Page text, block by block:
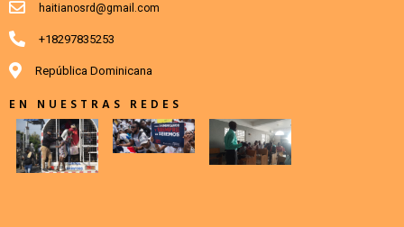
haitianosrd@gmail.com
+18297835253
República Dominicana
EN NUESTRAS REDES